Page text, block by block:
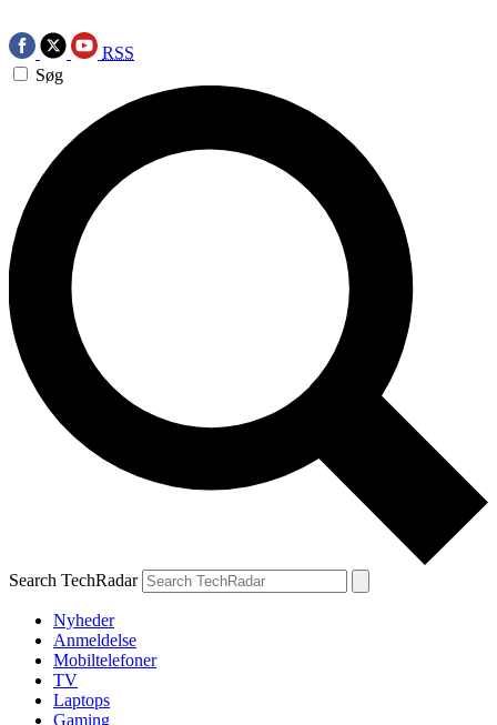
RSS
Søg
Search TechRadar
Nyheder
Anmeldelse
Mobiltelefoner
TV
Laptops
Gaming